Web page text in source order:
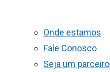
Onde estamos
Fale Conosco
Seja um parceiro